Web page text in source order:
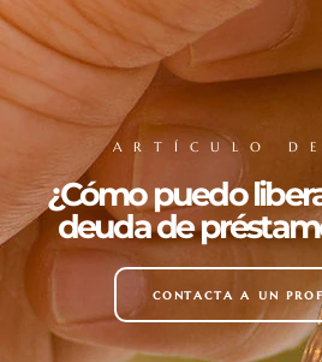
ARTÍCULO
¿Cómo puedo
deuda de
contacta a un